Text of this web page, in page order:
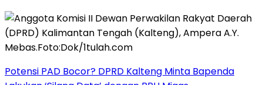
Potensi PAD Bocor? DPRD Kalteng Minta Bapenda